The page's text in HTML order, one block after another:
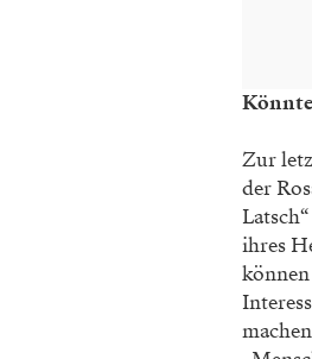
Zur
der
ihres